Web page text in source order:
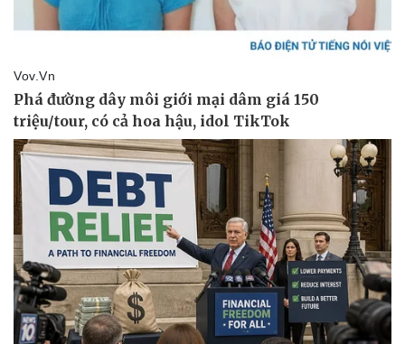
Thể thao
Bóng đá
Lịch thi đấu bóng đá
Thế giới thể thao
eSports
Ô tô - Xe máy
Ô tô
Xe máy
Tư vấn